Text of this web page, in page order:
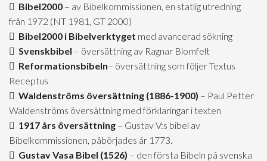
Bibel2000 – av Bibelkommissionen, en statlig utredning
från 1972 (NT 1981, GT 2000)
Bibel2000 i Bibelverktyget med avancerad sökning
Svenskbibel – översättning av Ragnar Blomfelt
Reformationsbibeln– översättning som följer Textus
Receptus
Waldenströms översättning (1886-1900) – Paul Petter
Waldenströms översättning med förklaringar i texten
1917 års översättning – Gustav V:s bibel av
Bibelkommissionen, påbörjades år 1773.
Gustav Vasa Bibel (1526) – den första Bibeln på svenska